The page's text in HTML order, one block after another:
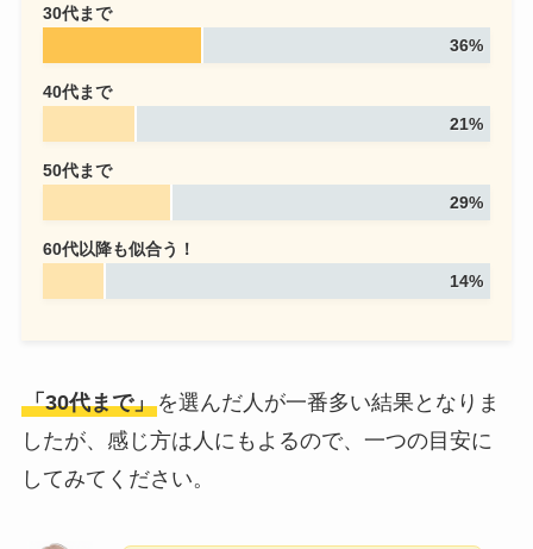
30代まで
36%
40代まで
21%
50代まで
29%
60代以降も似合う！
14%
「30代まで」を選んだ人が一番多い結果となりま
したが、感じ方は人にもよるので、一つの目安に
してみてください。